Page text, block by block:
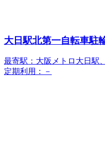
大日駅北第一自転車駐
最寄駅：大阪メトロ大日駅
定期利用：－